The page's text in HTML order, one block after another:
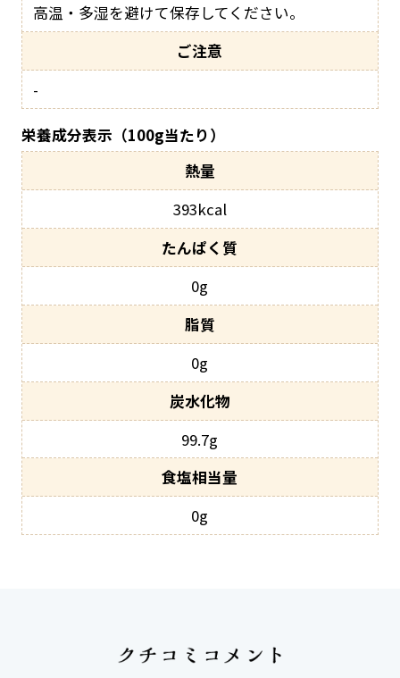
高温・多湿を避けて保存してください。
ご注意
-
栄養成分表示（100g当たり）
393kcal
0g
0g
99.7g
0g